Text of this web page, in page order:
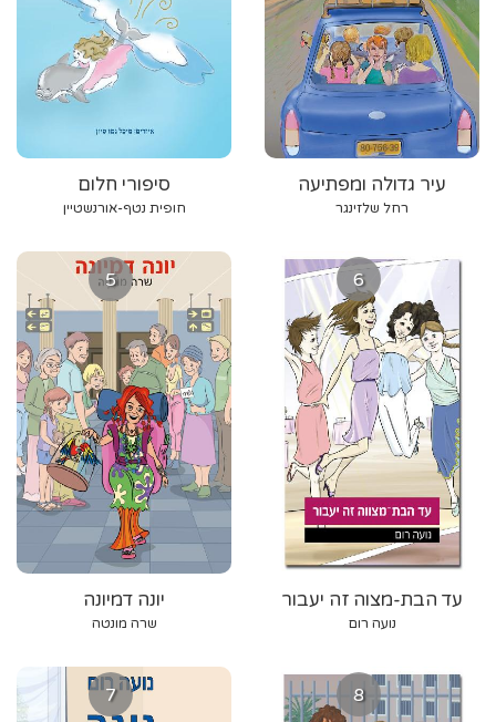
סיפורי חלום
חופית נטף-אורנשטיין
עיר גדולה ומפתיעה
רחל שלזינגר
5
יונה דמיונה
שרה מונטה
6
עד הבת-מצוה זה יעבור
נועה רום
7 8